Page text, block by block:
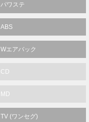
パワステ
ABS
Wエアバック
CD
MD
TV (ワンセグ)